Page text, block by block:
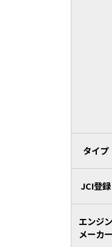
タイプ
JCI登録
エンジン
メーカー